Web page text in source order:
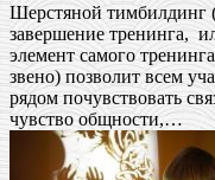
Шерстяной тимбилдинг
завершение тренинга,
элемент самого
звено) позволит всем
рядом почувствовать
чувство общности,…